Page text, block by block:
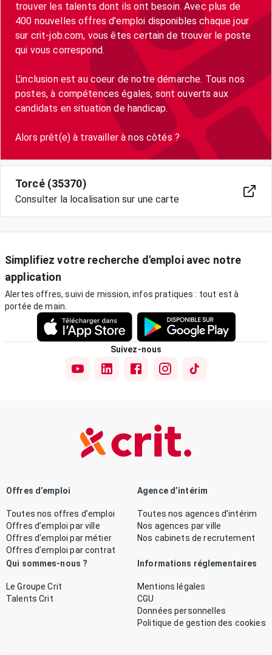
trouver les talents dont ils ont besoin. Avec plus de
400 nouvelles offres d’emploi disponibles chaque jour
sur crit-job.com, vous êtes certain de trouver le poste
qui vous correspond.
L’inclusion est au coeur de notre démarche. Tous nos
postes, à compétences égales, sont ouverts aux
candidats en situation de handicap.
Alors prêt(e) à travailler à nos côtés ?
Torcé (35370)
Consulter la localisation sur une carte
Simplifiez votre recherche d'emploi avec notre
application
Alertes offres, suivi de mission, infos pratiques : tout est à
portée de main.
Suivez-nous
Offres d’emploi
Toutes nos offres d’emploi
Offres d’emploi par ville
Offres d’emploi par métier
Offres d’emploi par contrat
Agence d’intérim
Toutes nos agences d’intérim
Nos agences par ville
Nos cabinets de recrutement
Qui sommes-nous ?
Le Groupe Crit
Talents Crit
Informations réglementaires
Mentions légales
CGU
Données personnelles
Politique de gestion des cookies